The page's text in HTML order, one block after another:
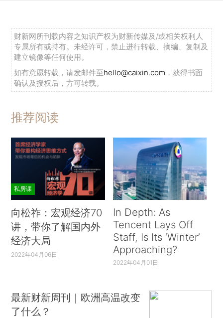
财新网所刊载内容之知识产权为财新传媒及/或相关权利人
专属所有或持有。未经许可，禁止进行转载、摘编、复制及
建立镜像等任何使用。
如有意愿转载，请发邮件至hello@caixin.com ，获得书面
确认及授权后，方可转载。
推荐阅读
私房课
向松祚：宏观经济70
讲，带你了解国内外
经济大局
2022年04月06日
In Depth: As
Tencent Lays Off
Staff, Is Its ‘Winter’
Approaching?
2022年04月01日
最新财新周刊｜欧洲高温改变
了什么？